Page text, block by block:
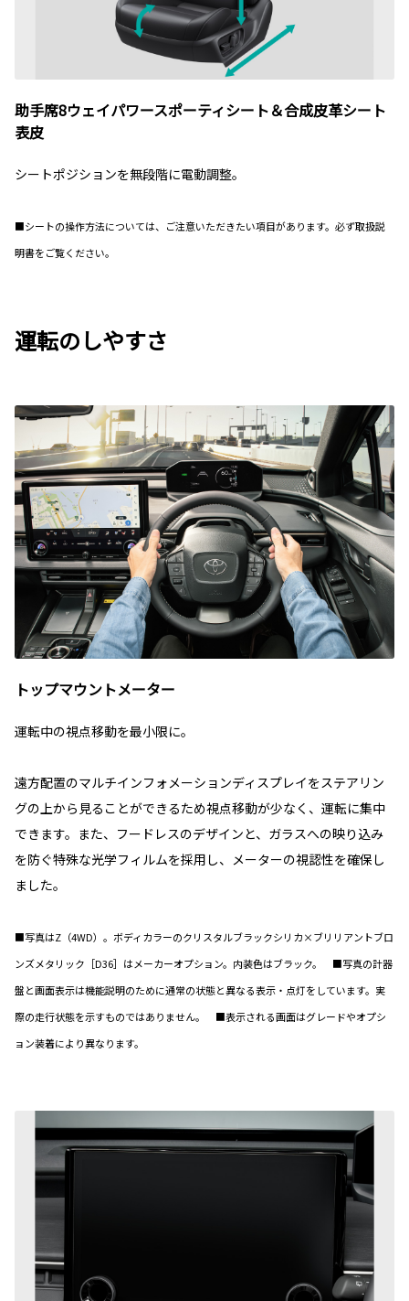
助手席8ウェイパワースポーティシート＆合成皮革シート
表皮
シートポジションを無段階に電動調整。
■シートの操作方法については、ご注意いただきたい項目があります。必ず取扱説
明書をご覧ください。
運転のしやすさ
トップマウントメーター
運転中の視点移動を最小限に。
遠方配置のマルチインフォメーションディスプレイをステアリン
グの上から見ることができるため視点移動が少なく、運転に集中
できます。また、フードレスのデザインと、ガラスへの映り込み
を防ぐ特殊な光学フィルムを採用し、メーターの視認性を確保し
ました。
■写真はZ（4WD）。ボディカラーのクリスタルブラックシリカ×ブリリアントブロ
ンズメタリック［D36］はメーカーオプション。内装色はブラック。 ■写真の計器
盤と画面表示は機能説明のために通常の状態と異なる表示・点灯をしています。実
際の走行状態を示すものではありません。 ■表示される画面はグレードやオプシ
ョン装着により異なります。